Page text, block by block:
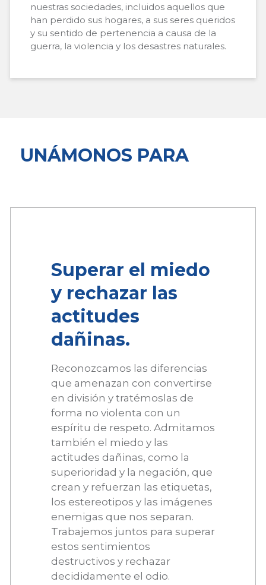
nuestras sociedades, incluidos aquellos que
han perdido sus hogares, a sus seres queridos
y su sentido de pertenencia a causa de la
guerra, la violencia y los desastres naturales.
UNÁMONOS PARA
Superar el miedo
y rechazar las
actitudes
dañinas.
Reconozcamos las diferencias
que amenazan con convertirse
en división y tratémoslas de
forma no violenta con un
espíritu de respeto. Admitamos
también el miedo y las
actitudes dañinas, como la
superioridad y la negación, que
crean y refuerzan las etiquetas,
los estereotipos y las imágenes
enemigas que nos separan.
Trabajemos juntos para superar
estos sentimientos
destructivos y rechazar
decididamente el odio.